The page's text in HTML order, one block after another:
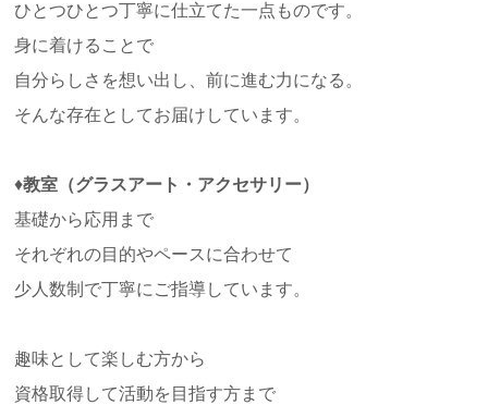
ひとつひとつ丁寧に仕立てた一点ものです。
身に着けることで
自分らしさを想い出し、前に進む力になる。
そんな存在としてお届けしています。
♦教室（グラスアート・アクセサリー）
基礎から応用まで
それぞれの目的やペースに合わせて
少人数制で丁寧にご指導しています。
趣味として楽しむ方から
資格取得して活動を目指す方まで